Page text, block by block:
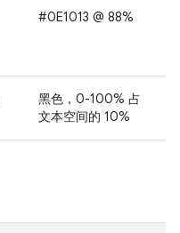
#0E1013 @ 88%
黑色，0-100% 占
文本空间的 10%